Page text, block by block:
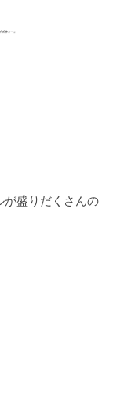
が盛りだくさんの